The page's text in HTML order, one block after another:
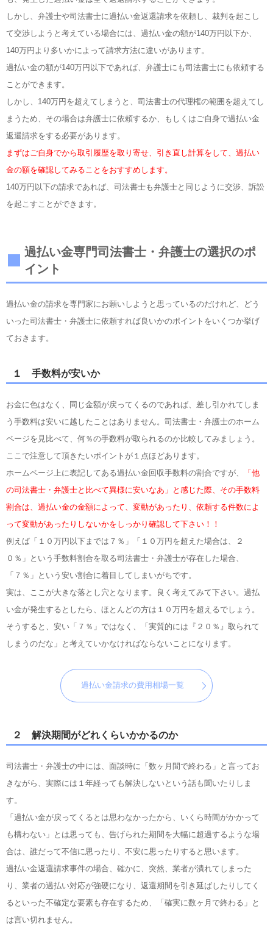
しかし、弁護士や司法書士に過払い金返還請求を依頼し、裁判を起こし
て交渉しようと考えている場合には、過払い金の額が140万円以下か、
140万円より多いかによって請求方法に違いがあります。
過払い金の額が140万円以下であれば、弁護士にも司法書士にも依頼する
ことができます。
しかし、140万円を超えてしまうと、司法書士の代理権の範囲を超えてし
まうため、その場合は弁護士に依頼するか、もしくはご自身で過払い金
返還請求をする必要があります。
まずはご自身でから取引履歴を取り寄せ、引き直し計算をして、過払い
金の額を確認してみることをおすすめします。
140万円以下の請求であれば、司法書士も弁護士と同じように交渉、訴訟
を起こすことができます。
過払い金専門司法書士・弁護士の選択のポ
イント
過払い金の請求を専門家にお願いしようと思っているのだけれど、どう
いった司法書士・弁護士に依頼すれば良いかのポイントをいくつか挙げ
ておきます。
１ 手数料が安いか
お金に色はなく、同じ金額が戻ってくるのであれば、差し引かれてしま
う手数料は安いに越したことはありません。司法書士・弁護士のホーム
ページを見比べて、何％の手数料が取られるのか比較してみましょう。
ここで注意して頂きたいポイントが１点ほどあります。
ホームページ上に表記してある過払い金回収手数料の割合ですが、
「他
の司法書士・弁護士と比べて異様に安いなあ」と感じた際、その手数料
割合は、過払い金の金額によって、変動があったり、依頼する件数によ
って変動があったりしないかをしっかり確認して下さい！！
例えば「１０万円以下までは７％」「１０万円を超えた場合は、２
０％」という手数料割合を取る司法書士・弁護士が存在した場合、
「７％」という安い割合に着目してしまいがちです。
実は、ここが大きな落とし穴となります。良く考えてみて下さい。過払
い金が発生するとしたら、ほとんどの方は１０万円を超えるでしょう。
そうすると、安い「７％」ではなく、「実質的には『２０％』取られて
しまうのだな」と考えていかなければならないことになります。
過払い金請求の費用相場一覧
２ 解決期間がどれくらいかかるのか
司法書士・弁護士の中には、面談時に「数ヶ月間で終わる」と言ってお
きながら、実際には１年経っても解決しないという話も聞いたりしま
す。
「過払い金が戻ってくるとは思わなかったから、いくら時間がかかって
も構わない」とは思っても、告げられた期間を大幅に超過するような場
合は、誰だって不信に思ったり、不安に思ったりすると思います。
過払い金返還請求事件の場合、確かに、突然、業者が潰れてしまった
り、業者の過払い対応が強硬になり、返還期間を引き延ばしたりしてく
るといった不確定な要素も存在するため、「確実に数ヶ月で終わる」と
は言い切れません。